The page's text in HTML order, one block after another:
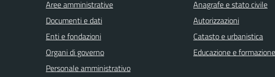
Aree amministrative
Documenti e dati
Enti e fondazioni
Organi di governo
Personale amministrativo
Anagrafe e stato civile
Autorizzazioni
Catasto e urbanistica
Educazione e formazione